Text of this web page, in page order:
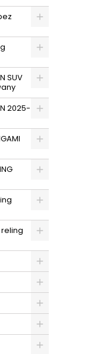
SUV
2025-
reling